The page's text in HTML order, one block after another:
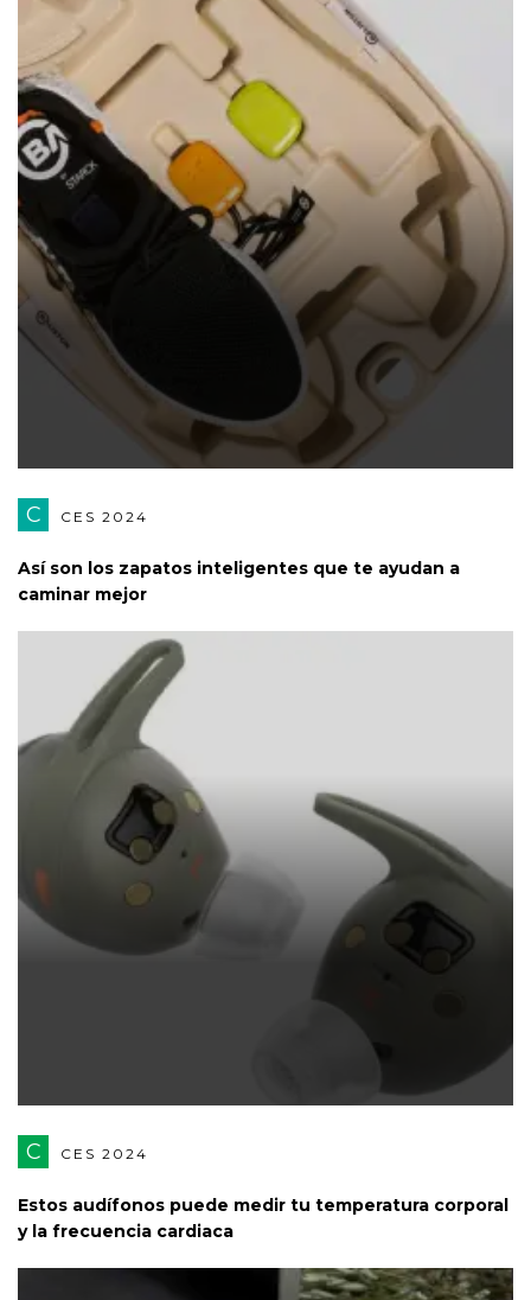
C CES 2024
Así son los zapatos inteligentes que te ayudan a
caminar mejor
C CES 2024
Estos audífonos puede medir tu temperatura corporal
y la frecuencia cardiaca